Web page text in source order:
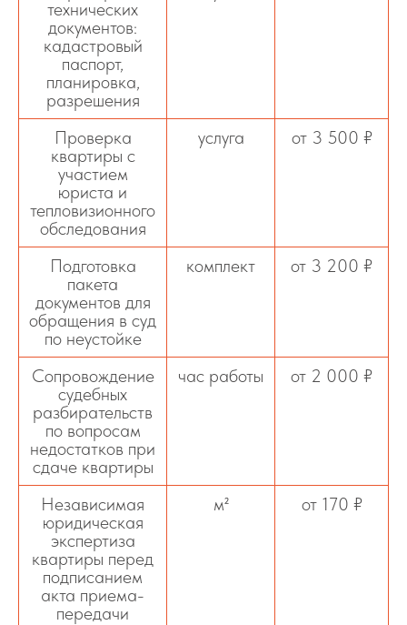
технических
документов:
кадастровый
паспорт,
планировка,
разрешения
Проверка
квартиры с
участием
юриста и
тепловизионного
обследования
услуга от 3 500 ₽
Подготовка
пакета
документов для
обращения в суд
по неустойке
комплект от 3 200 ₽
Сопровождение
судебных
разбирательств
по вопросам
недостатков при
сдаче квартиры
час работы от 2 000 ₽
Независимая
юридическая
экспертиза
квартиры перед
подписанием
акта приема-
передачи
м² от 170 ₽